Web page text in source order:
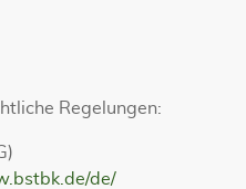
Regelungen:
de/